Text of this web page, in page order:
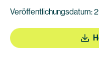
Veröffentlichungsdatum: